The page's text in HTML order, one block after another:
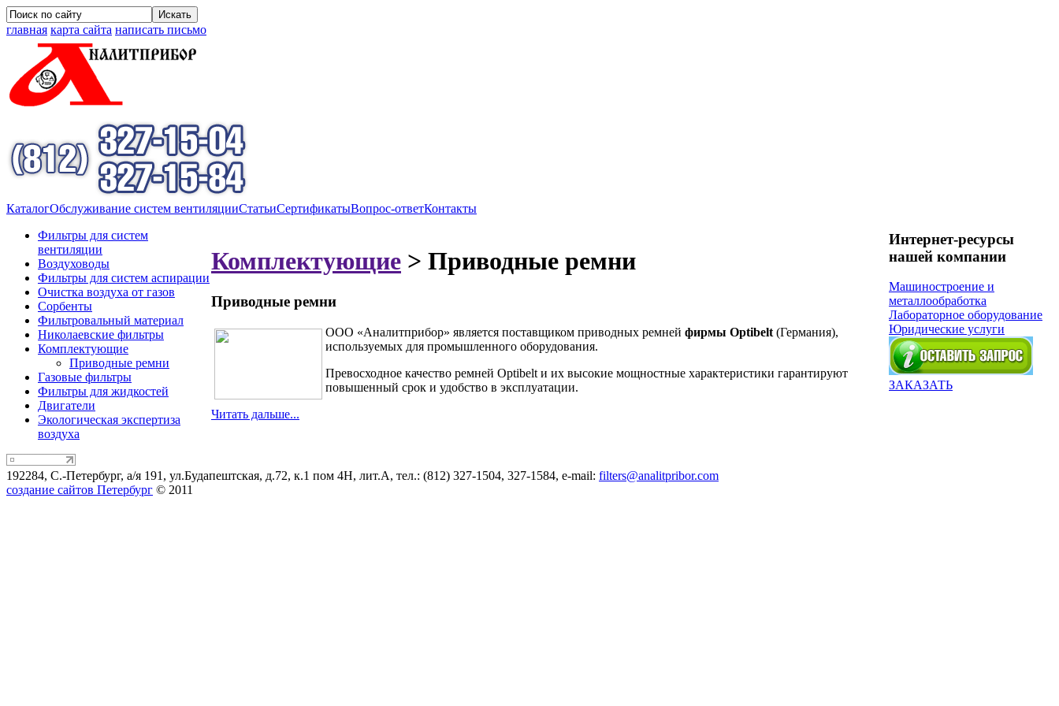
главная карта сайта написать письмо
КаталогОбслуживание систем вентиляцииСтатьиСертификатыВопрос-ответКонтакты
Фильтры для систем
вентиляции
Воздуховоды
Фильтры для систем аспирации
Очистка воздуха от газов
Сорбенты
Фильтровальный материал
Николаевские фильтры
Комплектующие
Приводные ремни
Газовые фильтры
Фильтры для жидкостей
Двигатели
Экологическая экспертиза
воздуха
Комплектующие > Приводные ремни
Приводные ремни
ООО «Аналитприбор» является поставщиком приводных ремней фирмы Optibelt (Германия),
используемых для промышленного оборудования.
Превосходное качество ремней Optibelt и их высокие мощностные характеристики гарантируют
повышенный срок и удобство в эксплуатации.
Читать дальше...
Интернет-ресурсы
нашей компании
Машиностроение и
металлообработка
Лабораторное оборудование
Юридические услуги
ЗАКАЗАТЬ
192284, С.-Петербург, а/я 191, ул.Будапештская, д.72, к.1 пом 4Н, лит.А, тел.: (812) 327-1504, 327-1584, e-mail: filters@analitpribor.com
создание сайтов Петербург © 2011